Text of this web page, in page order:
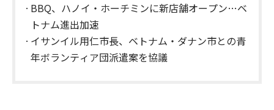
BBQ、ハノイ・ホーチミンに新店舗オープン…ベ
トナム進出加速
イサンイル用仁市長、ベトナム・ダナン市との青
年ボランティア団派遣案を協議